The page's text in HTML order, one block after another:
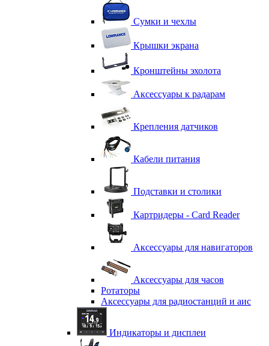
Сумки и чехлы
Крышки экрана
Кронштейны эхолота
Аксессуары к радарам
Крепления датчиков
Кабели питания
Подставки и столики
Картридеры - Card Reader
Аксессуары для навигаторов
Аксессуары для часов
Ротаторы
Аксессуары для радиостанций и аис
Индикаторы и дисплеи